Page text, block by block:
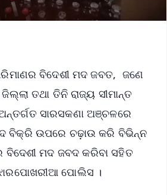
ବିଦେଶୀ ମଦ ଜବତ, ଜଣେ
ତଥା ତିନି ରାଜ୍ୟ ସୀମାନ୍ତ
ସାରସକଣା ଅଞ୍ଚଳରେ
ବିକ୍ରି ଉପରେ ଚଢ଼ାଉ କରି ବିଭିନ୍ନ
ମଦ ଜବଦ କରିବା ସହିତ
ପୋଲିସ ।